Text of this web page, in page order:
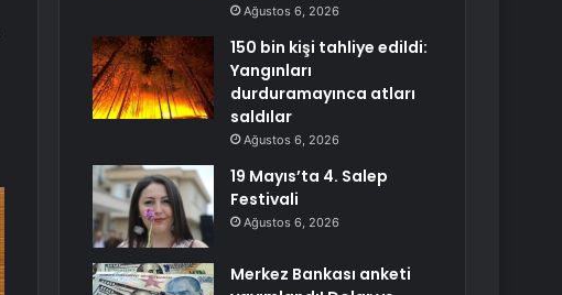
Ağustos 6, 2026
150 bin kişi tahliye edildi:
Yangınları
durduramayınca atları
saldılar
Ağustos 6, 2026
19 Mayıs’ta 4. Salep
Festivali
Ağustos 6, 2026
Merkez Bankası anketi